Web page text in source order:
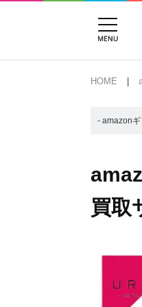
HOME
- amazon
買取